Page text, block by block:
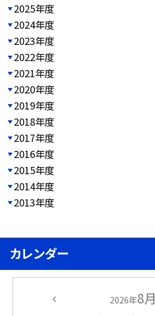
2025年度
2024年度
2023年度
2022年度
2021年度
2020年度
2019年度
2018年度
2017年度
2016年度
2015年度
2014年度
2013年度
カレンダー
2026年8月